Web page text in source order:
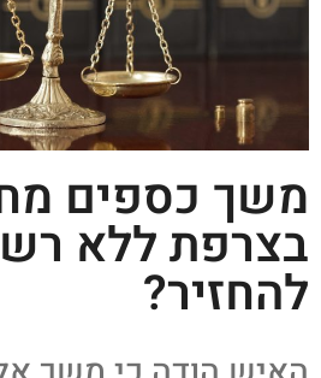
משך כספים
בצרפת ללא
להחזיר?